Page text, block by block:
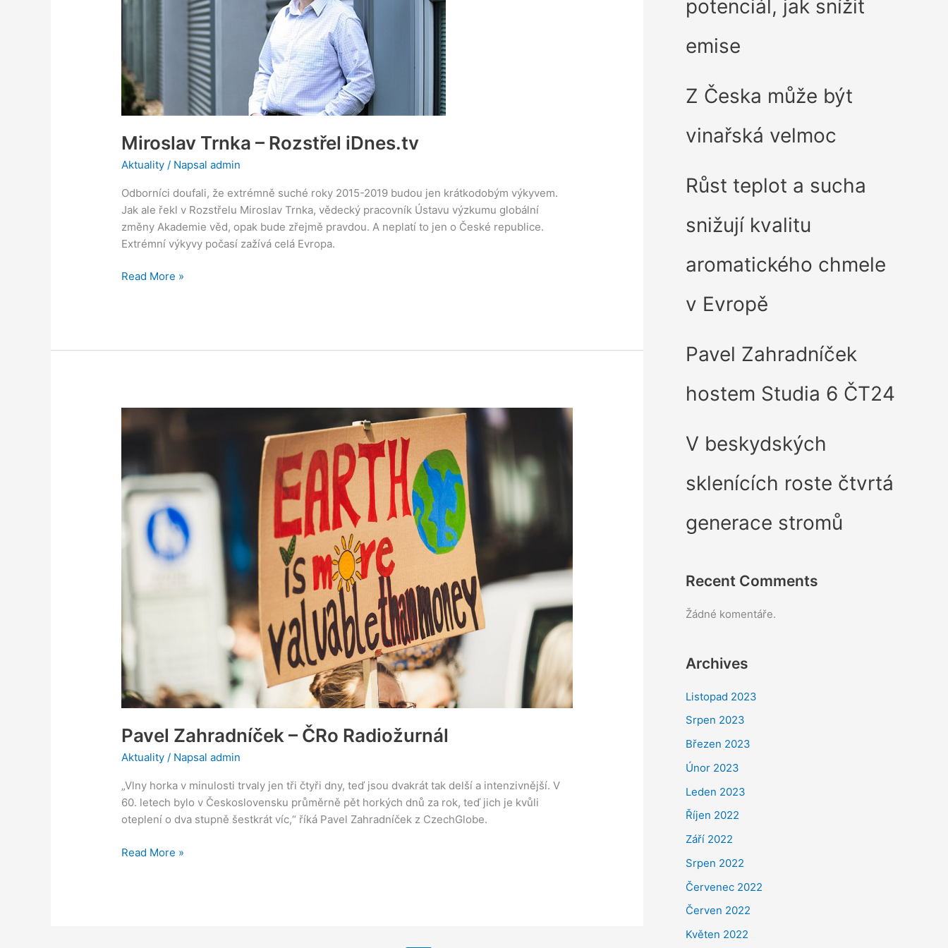
Miroslav Trnka – Rozstřel iDnes.tv
Aktuality / Napsaladmin
Odborníci doufali, že extrémně suché roky 2015-2019 budou jen krátkodobým výkyvem.
Jak ale řekl v Rozstřelu Miroslav Trnka, vědecký pracovník Ústavu výzkumu globální
změny Akademie věd, opak bude zřejmě pravdou. A neplatí to jen o České republice.
Extrémní výkyvy počasí zažívá celá Evropa.
Read More »
Pavel Zahradníček – ČRo Radiožurnál
Aktuality / Napsaladmin
„Vlny horka v minulosti trvaly jen tři čtyři dny, teď jsou dvakrát tak delší a intenzivnější. V
60. letech bylo v Československu průměrně pět horkých dnů za rok, teď jich je kvůli
oteplení o dva stupně šestkrát víc,“ říká Pavel Zahradníček z CzechGlobe.
Pavel
Zahradníček
ČRo
Radiožurnál
Read More »
potenciál, jak snížit
emise
Z Česka může být
vinařská velmoc
Růst teplot a sucha
snižují kvalitu
aromatického chmele
v Evropě
Pavel Zahradníček
hostem Studia 6 ČT24
V beskydských
sklenících roste čtvrtá
generace stromů
Recent Comments
Žádné komentáře.
Archives
Listopad 2023
Srpen 2023
Březen 2023
Únor 2023
Leden 2023
Říjen 2022
Září 2022
Srpen 2022
Červenec 2022
Červen 2022
Květen 2022